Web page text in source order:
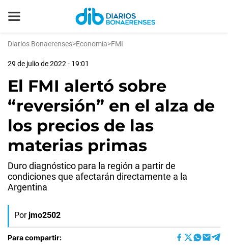
Diarios Bonaerenses>Economía>FMI
29 de julio de 2022 - 19:01
El FMI alertó sobre
“reversión” en el alza de
los precios de las
materias primas
Duro diagnóstico para la región a partir de
condiciones que afectarán directamente a la
Argentina
Por jmo2502
Para compartir: